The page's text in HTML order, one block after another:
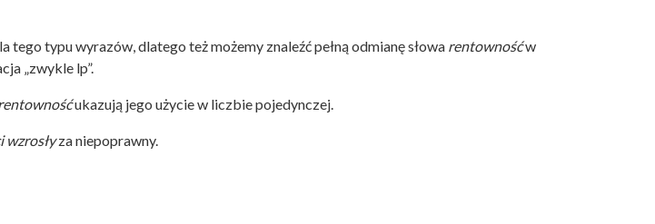
typu wyrazów, dlatego też możemy znaleźć pełną odmianę słowa rentownośćw
„zwykle lp”.
ukazują jego użycie w liczbie pojedynczej.
wzrosłyza niepoprawny.